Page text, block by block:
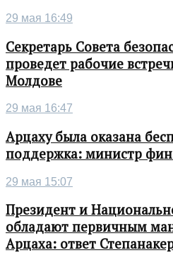
29 мая 16:49
Секретарь Совета
проведет рабочие
Молдове
29 мая 16:47
Арцаху была оказана
поддержка: министр
29 мая 15:07
Президент и
обладают первичным
Арцаха: ответ